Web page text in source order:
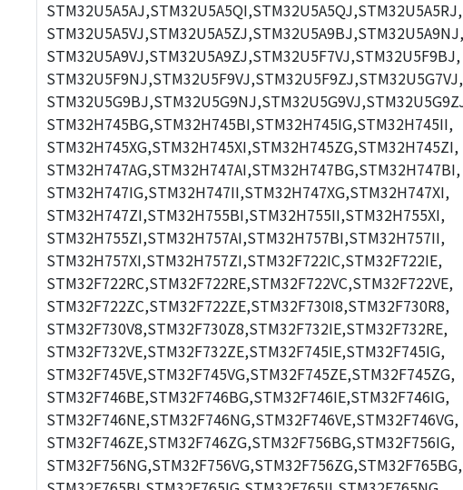
STM32U5A5AJ,STM32U5A5QI,STM32U5A5QJ,STM32U5A5RJ,
STM32U5A5VJ,STM32U5A5ZJ,STM32U5A9BJ,STM32U5A9NJ,
STM32U5A9VJ,STM32U5A9ZJ,STM32U5F7VJ,STM32U5F9BJ,
STM32U5F9NJ,STM32U5F9VJ,STM32U5F9ZJ,STM32U5G7VJ,
STM32H745BG,STM32H745BI,STM32H745IG,STM32H745II,
STM32H745XG,STM32H745XI,STM32H745ZG,STM32H745ZI,
STM32H747AG,STM32H747AI,STM32H747BG,STM32H747BI,
STM32H747IG,STM32H747II,STM32H747XG,STM32H747XI,
STM32H747ZI,STM32H755BI,STM32H755II,STM32H755XI,
STM32H755ZI,STM32H757AI,STM32H757BI,STM32H757II,
STM32H757XI,STM32H757ZI,STM32F722IC,STM32F722IE,
STM32F722RC,STM32F722RE,STM32F722VC,STM32F722VE,
STM32F722ZC,STM32F722ZE,STM32F730I8,STM32F730R8,
STM32F730V8,STM32F730Z8,STM32F732IE,STM32F732RE,
STM32F732VE,STM32F732ZE,STM32F745IE,STM32F745IG,
STM32F745VE,STM32F745VG,STM32F745ZE,STM32F745ZG,
STM32F746BE,STM32F746BG,STM32F746IE,STM32F746IG,
STM32F746NE,STM32F746NG,STM32F746VE,STM32F746VG,
STM32F746ZE,STM32F746ZG,STM32F756BG,STM32F756IG,
STM32F756NG,STM32F756VG,STM32F756ZG,STM32F765BG,